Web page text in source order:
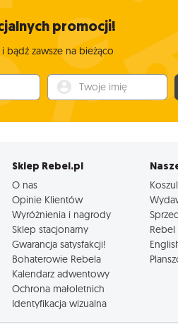
promocji!
bądź zawsze na bieżąco
Twoje imię
Sklep Rebel.pl
O nas
Opinie Klientów
Wyróżnienia i nagrody
Sklep stacjonarny
Gwarancja satysfakcji!
Bohaterowie Rebela
Kalendarz adwentowy
Ochrona małoletnich
Identyfikacja wizualna